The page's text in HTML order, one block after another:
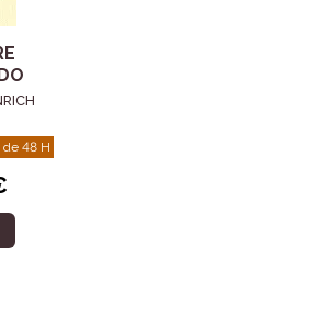
de 48 H